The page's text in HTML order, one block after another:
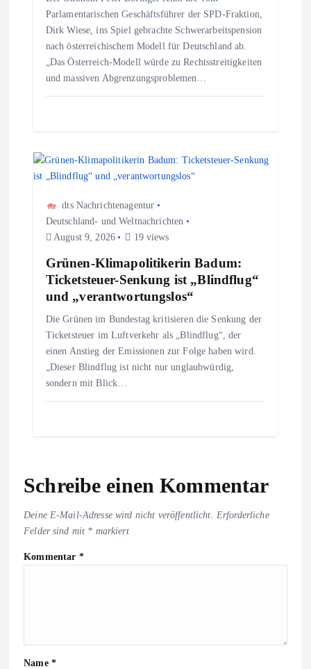
Parlamentarischen Geschäftsführer der SPD-Fraktion,
Dirk Wiese, ins Spiel gebrachte Schwerarbeitspension
nach österreichischem Modell für Deutschland ab.
„Das Österreich-Modell würde zu Rechtsstreitigkeiten
und massiven Abgrenzungsproblemen…
dts Nachrichtenagentur
Deutschland- und Weltnachrichten
August 9, 2026
19 views
Grünen-Klimapolitikerin Badum:
Ticketsteuer-Senkung ist „Blindflug“
und „verantwortungslos“
Die Grünen im Bundestag kritisieren die Senkung der
Ticketsteuer im Luftverkehr als „Blindflug“, der
einen Anstieg der Emissionen zur Folge haben wird.
„Dieser Blindflug ist nicht nur unglaubwürdig,
sondern mit Blick…
Schreibe einen Kommentar
Deine E-Mail-Adresse wird nicht veröffentlicht.
Erforderliche
Felder sind mit * markiert
Kommentar *
Name *